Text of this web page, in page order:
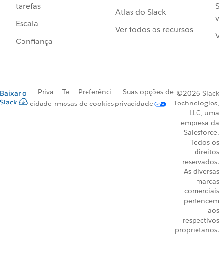
tarefas
Escala
Confiança
Atlas do Slack
Ver todos os recursos
Baixar o
Slack
Priva
cidade
Te
rmos
Preferênci
as de cookies
Suas opções de
privacidade
©2026 Slack
Technologies,
LLC, uma
empresa da
Salesforce.
Todos os
direitos
reservados.
As diversas
marcas
comerciais
pertencem
aos
respectivos
proprietários.